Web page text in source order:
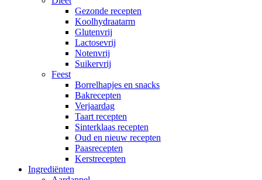
Gezonde recepten
Koolhydraatarm
Glutenvrij
Lactosevrij
Notenvrij
Suikervrij
Feest
Borrelhapjes en snacks
Bakrecepten
Verjaardag
Taart recepten
Sinterklaas recepten
Oud en nieuw recepten
Paasrecepten
Kerstrecepten
Ingrediënten